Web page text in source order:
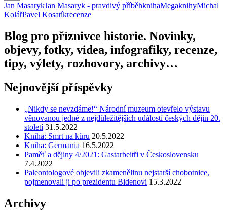
Email
Jan MasarykJan Masaryk - pravdivý příběhknihaMegaknihyMichal
KolářPavel Kosatíkrecenze
Blog pro příznivce historie. Novinky,
objevy, fotky, videa, infografiky, recenze,
tipy, výlety, rozhovory, archivy…
Nejnovější příspěvky
„Nikdy se nevzdáme!“ Národní muzeum otevřelo výstavu
věnovanou jedné z nejdůležitějších událostí českých dějin 20.
století 31.5.2022
Kniha: Smrt na kůru 20.5.2022
Kniha: Germania 16.5.2022
Paměť a dějiny 4/2021: Gastarbeitři v Československu
7.4.2022
Paleontologové objevili zkamenělinu nejstarší chobotnice,
pojmenovali ji po prezidentu Bidenovi 15.3.2022
Archivy